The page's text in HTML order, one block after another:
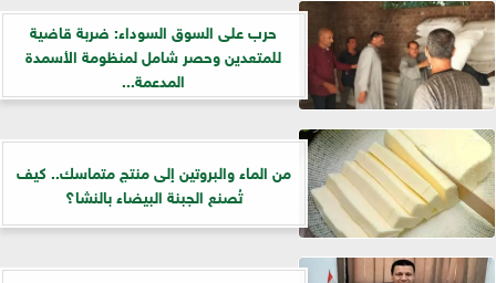
حرب على السوق السوداء: ضربة قاضية
للمتعدين وحصر شامل لمنظومة الأسمدة
المدعمة...
من الماء والبروتين إلى منتج متماسك.. كيف
تُصنع الجبنة البيضاء بالنشا؟